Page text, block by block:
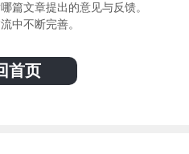
篇文章提出的意见与反馈。
中不断完善。
首页